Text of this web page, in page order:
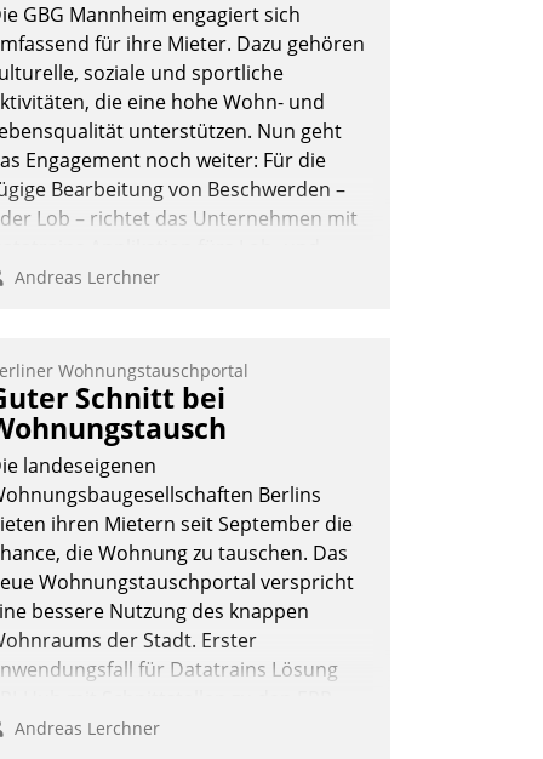
GBG Mannheim engagiert sich
für ihre Mieter. Dazu gehören
soziale und sportliche
die eine hohe Wohn- und
unterstützen. Nun geht
Engagement noch weiter: Für die
Bearbeitung von Beschwerden –
Lob – richtet das Unternehmen mit
Management einen eigenen
Andreas Lerchner
Wohnungstauschportal
Schnitt bei
landeseigenen
Berlins
ihren Mietern seit September die
die Wohnung zu tauschen. Das
Wohnungstauschportal verspricht
bessere Nutzung des knappen
der Stadt. Erster
für Datatrains Lösung
der Unternehmen.
Andreas Lerchner